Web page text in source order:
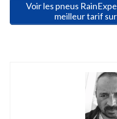
Voir les pneus
meilleur tarif